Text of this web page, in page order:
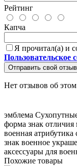
Рейтинг
Капча
Я прочитал(а) и
Пользовательское
Отправить свой отзыв
Нет отзывов об этом
эмблема
форма знак отличия
военная атрибутика
знак военное
аксессуары для
Похожие товары